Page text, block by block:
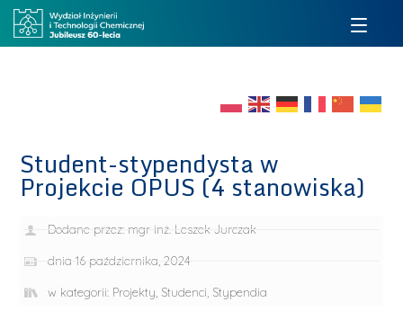
Student-stypendysta w
Projekcie OPUS (4 stanowiska)
Dodane przez: mgr inż. Leszek Jurczak
dnia 16 października, 2024
w kategorii: Projekty, Studenci, Stypendia